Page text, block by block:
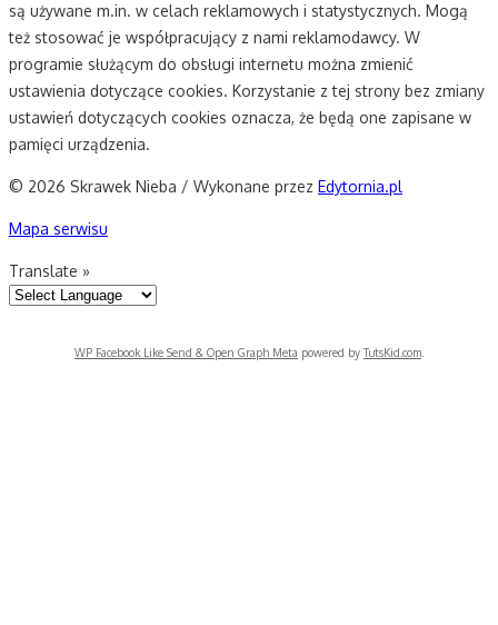
są używane m.in. w celach reklamowych i statystycznych. Mogą
też stosować je współpracujący z nami reklamodawcy. W
programie służącym do obsługi internetu można zmienić
ustawienia dotyczące cookies. Korzystanie z tej strony bez zmiany
ustawień dotyczących cookies oznacza, że będą one zapisane w
pamięci urządzenia.
© 2026 Skrawek Nieba / Wykonane przez Edytornia.pl
Mapa serwisu
Translate »
WP Facebook Like Send & Open Graph Meta powered by TutsKid.com